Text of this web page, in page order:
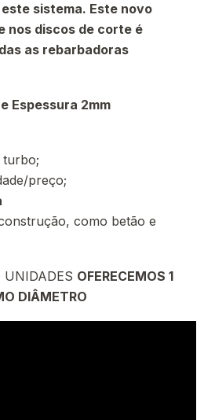
sistema. Este novo
nos discos de corte é
as rebarbadoras
Espessura 2mm
turbo;
preço;
como betão e
UNIDADES OFERECEMOS 1
DIÂMETRO